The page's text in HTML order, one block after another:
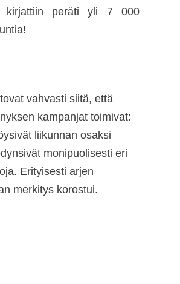
kirjattiin peräti yli 7 000
vahvasti siitä, että
kampanjat toimivat:
liikunnan osaksi
monipuolisesti eri
Erityisesti arjen
merkitys korostui.